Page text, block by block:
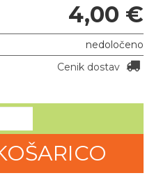
4,00 €
nedoločeno
Cenik dostav